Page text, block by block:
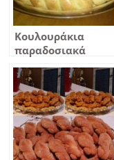
Κουλουράκια
παραδοσιακά
Σμύρνης